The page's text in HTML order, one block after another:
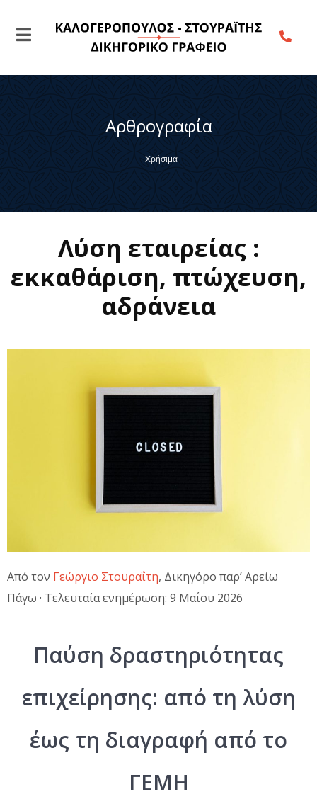
Αρθρογραφία
Χρήσιμα
Λύση εταιρείας :
εκκαθάριση, πτώχευση,
αδράνεια
Από τον Γεώργιο Στουραΐτη, Δικηγόρο παρ’ Αρείω
Πάγω · Τελευταία ενημέρωση: 9 Μαΐου 2026
Παύση δραστηριότητας
επιχείρησης: από τη λύση
έως τη διαγραφή από το
ΓΕΜΗ